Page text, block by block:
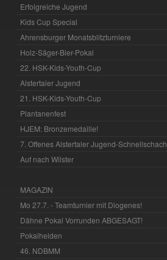
Erfolgreiche Jugend
Kids Cup Special
Ahrensburger Monatsblitzturniere
Holz-Säger-Bier-Pokal
22. HSK-Kids-Youth-Cup
Alstertaler Jugend
21. HSK-Kids-Youth-Cup
Plantanenfest
HJEM: Bronzemedaille!
7. Offenes Alstertaler Jugend-Schnellschach
Auf nach Wilster
MAGAZIN
Mo 27.7. - Teamturnier mit Diogenes!
Dähne Pokal Vorrunden ABGESAGT!
Pokalhelden
46. NDBMM